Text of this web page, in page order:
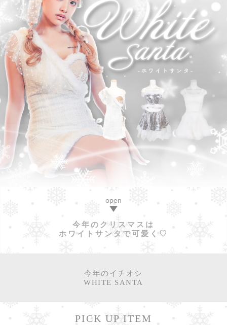
今年のクリスマスは
ホワイトサンタで可愛く♡
今年のイチオシ
WHITE SANTA
PICK UP ITEM